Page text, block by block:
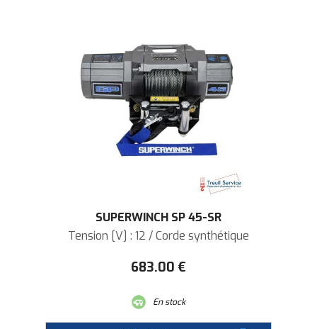
SUPERWINCH SP 45-SR
Tension [V] : 12 / Corde synthétique
683.00 €
En stock